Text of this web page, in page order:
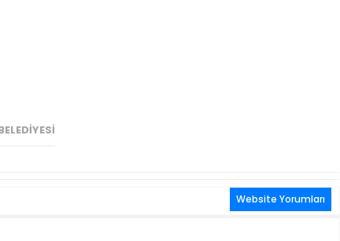
Website Yorumları